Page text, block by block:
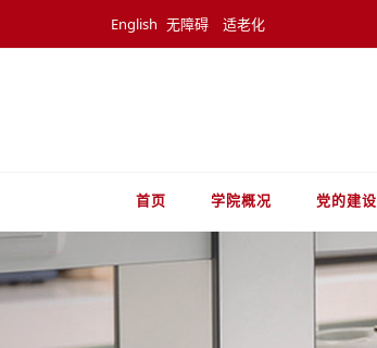
English 无障碍 适老化
首页 学院概况 党的建设